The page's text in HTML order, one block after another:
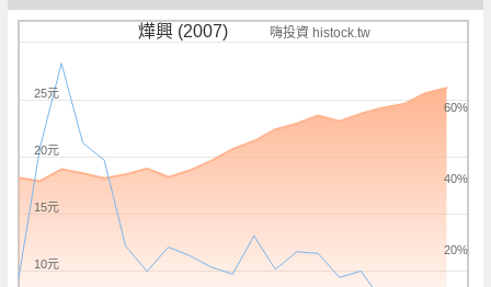
燁興 (2007) 嗨投資 histock.tw
20%
40%
60%
10元
15元
20元
25元